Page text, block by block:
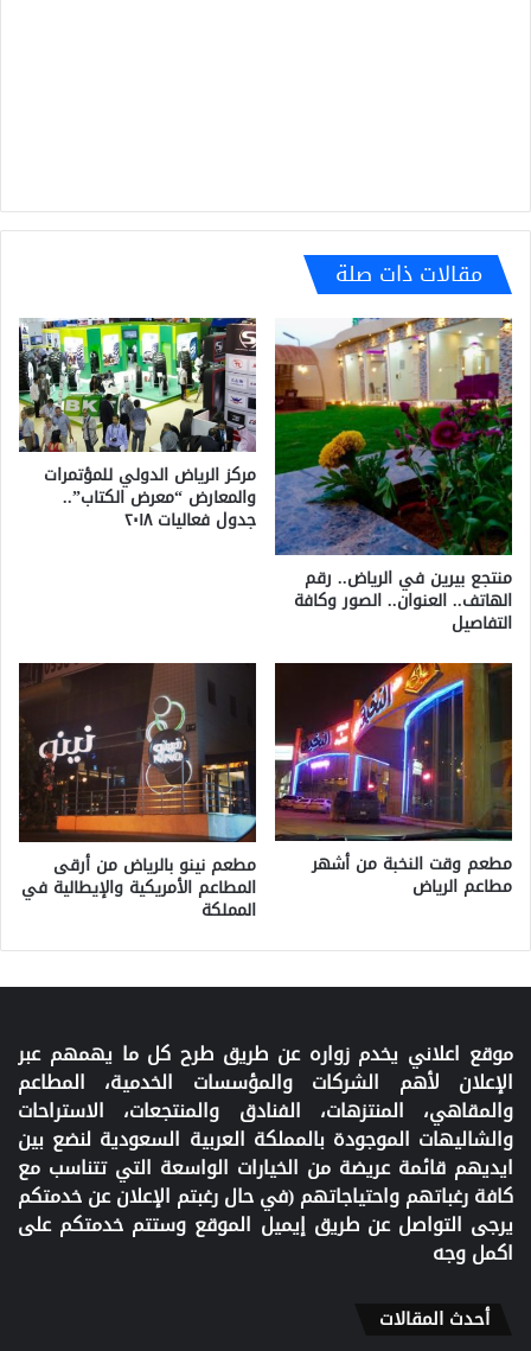
مقالات ذات صلة
منتجع بيرين في الرياض.. رقم
الهاتف.. العنوان.. الصور وكافة
التفاصيل
مركز الرياض الدولي للمؤتمرات
والمعارض “معرض الكتاب”..
جدول فعاليات ٢٠١٨
مطعم وقت النخبة من أشهر
مطاعم الرياض
مطعم نينو بالرياض من أرقى
المطاعم الأمريكية والإيطالية في
المملكة
موقع اعلاني يخدم زواره عن طريق طرح كل ما يهمهم عبر
الإعلان لأهم الشركات والمؤسسات الخدمية، المطاعم
والمقاهي، المنتزهات، الفنادق والمنتجعات، الاستراحات
والشاليهات الموجودة بالمملكة العربية السعودية لنضع بين
ايديهم قائمة عريضة من الخيارات الواسعة التي تتناسب مع
كافة رغباتهم واحتياجاتهم (في حال رغبتم الإعلان عن خدمتكم
يرجى التواصل عن طريق إيميل الموقع وستتم خدمتكم على
اكمل وجه
أحدث المقالات